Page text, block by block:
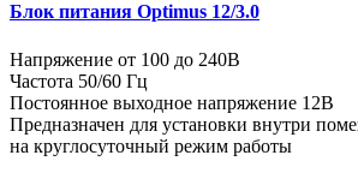
Блок питания Optimus 12/3.0
Напряжение от 100 до 240В
Частота 50/60 Гц
Постоянное выходное напряжение 12В
Предназначен для установки внутри
на круглосуточный режим работы